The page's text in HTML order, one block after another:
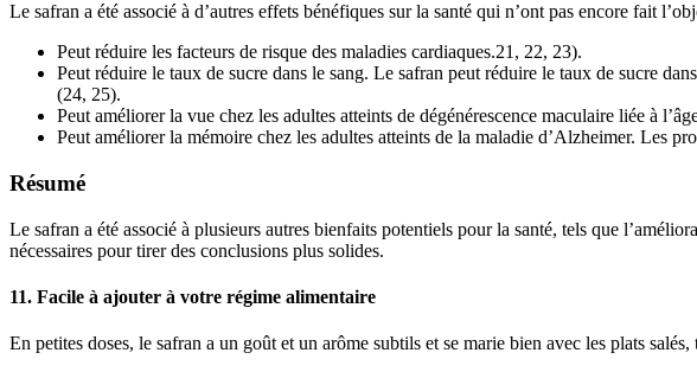
Le safran a été associé à d’autres effets bénéfiques sur la santé qui n’ont pas encore fait
Peut réduire les facteurs de risque des maladies cardiaques.21, 22, 23).
Peut réduire le taux de sucre dans le sang. Le safran peut réduire le taux de sucre
(24, 25).
Peut améliorer la vue chez les adultes atteints de dégénérescence maculaire liée à
Peut améliorer la mémoire chez les adultes atteints de la maladie d’Alzheimer. Les
Résumé
Le safran a été associé à plusieurs autres bienfaits potentiels pour la santé, tels que
nécessaires pour tirer des conclusions plus solides.
11. Facile à ajouter à votre régime alimentaire
En petites doses, le safran a un goût et un arôme subtils et se marie bien avec les plats